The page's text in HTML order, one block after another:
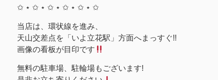
✩ ⋆ ✩ ⋆ ✩ ⋆ ✩ ⋆ ✩ ⋆ ✩
当店は、環状線を進み、
天山交差点を「いよ立花駅」方面へまっすぐ!!
画像の看板が目印です
無料の駐車場、駐輪場もございます!